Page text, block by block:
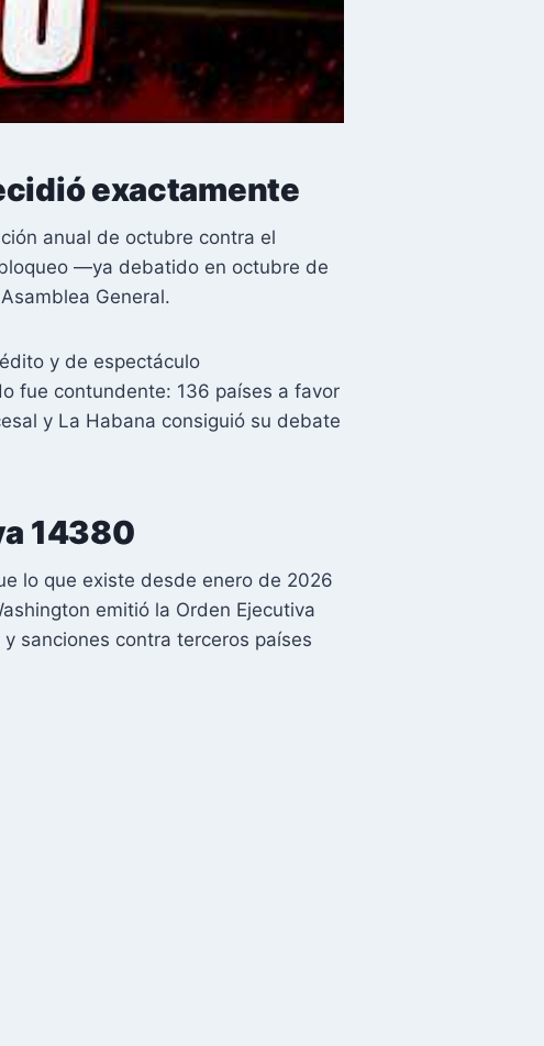
exactamente
anual de octubre contra el
—ya debatido en octubre de
General.
y de espectáculo
fue contundente: 136 países a favor
y La Habana consiguió su debate
14380
lo que existe desde enero de 2026
emitió la Orden Ejecutiva
sanciones contra terceros países